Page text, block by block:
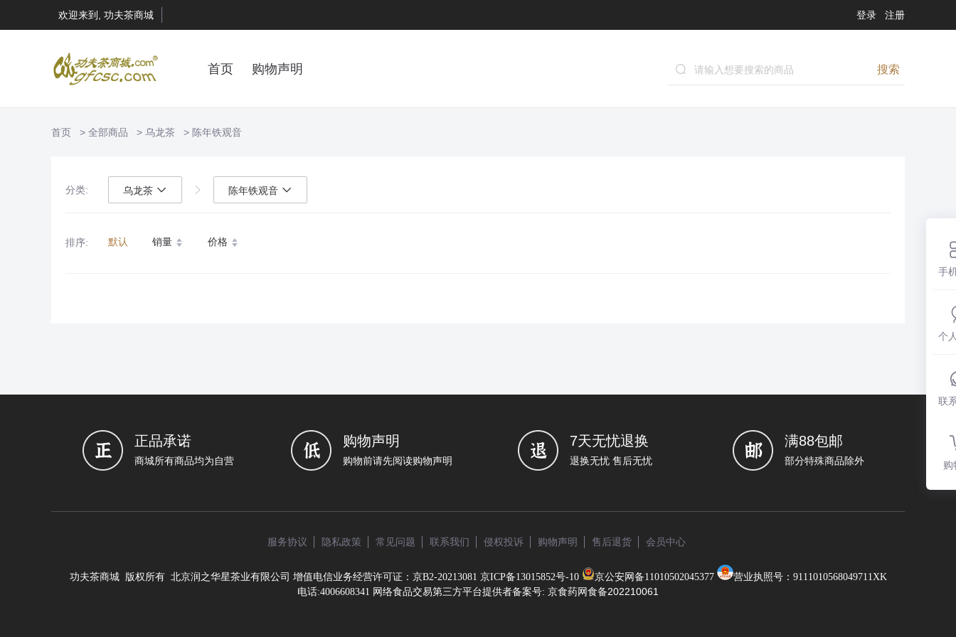
欢迎来到, 功夫茶商城 登录 注册
首页 购物声明 搜索
首页 全部商品 乌龙茶 陈年铁观音
分类: 乌龙茶 陈年铁观音
排序: 默认 销量 价格
正品承诺
商城所有商品均为自营
购物声明
购物前请先阅读购物声明
7天无忧退换
退换无忧 售后无忧
满88包邮
部分特殊商品除外
服务协议 隐私政策 常见问题 联系我们 侵权投诉 购物声明 售后退货 会员中心
功夫茶商城 版权所有 北京润之华星茶业有限公司 增值电信业务经营许可证：京B2-20213081 京ICP备13015852号-10 京公安网备11010502045377
营业执照号：9111010568049711XK
电话:4006608341 网络食品交易第三方平台提供者备案号: 京食药网食备202210061
手
个
联
购